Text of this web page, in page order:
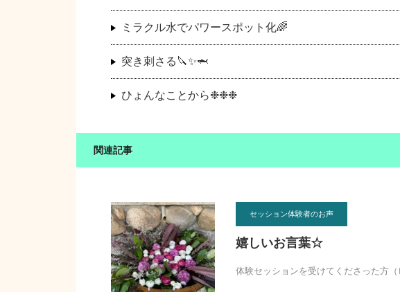
ミラクル水でパワースポット化🌈
突き刺さる🔪✨🦈
ひょんなことから❉❉❉
関連記事
セッション体験者のお声
嬉しいお言葉☆
体験セッションを受けてくださった方